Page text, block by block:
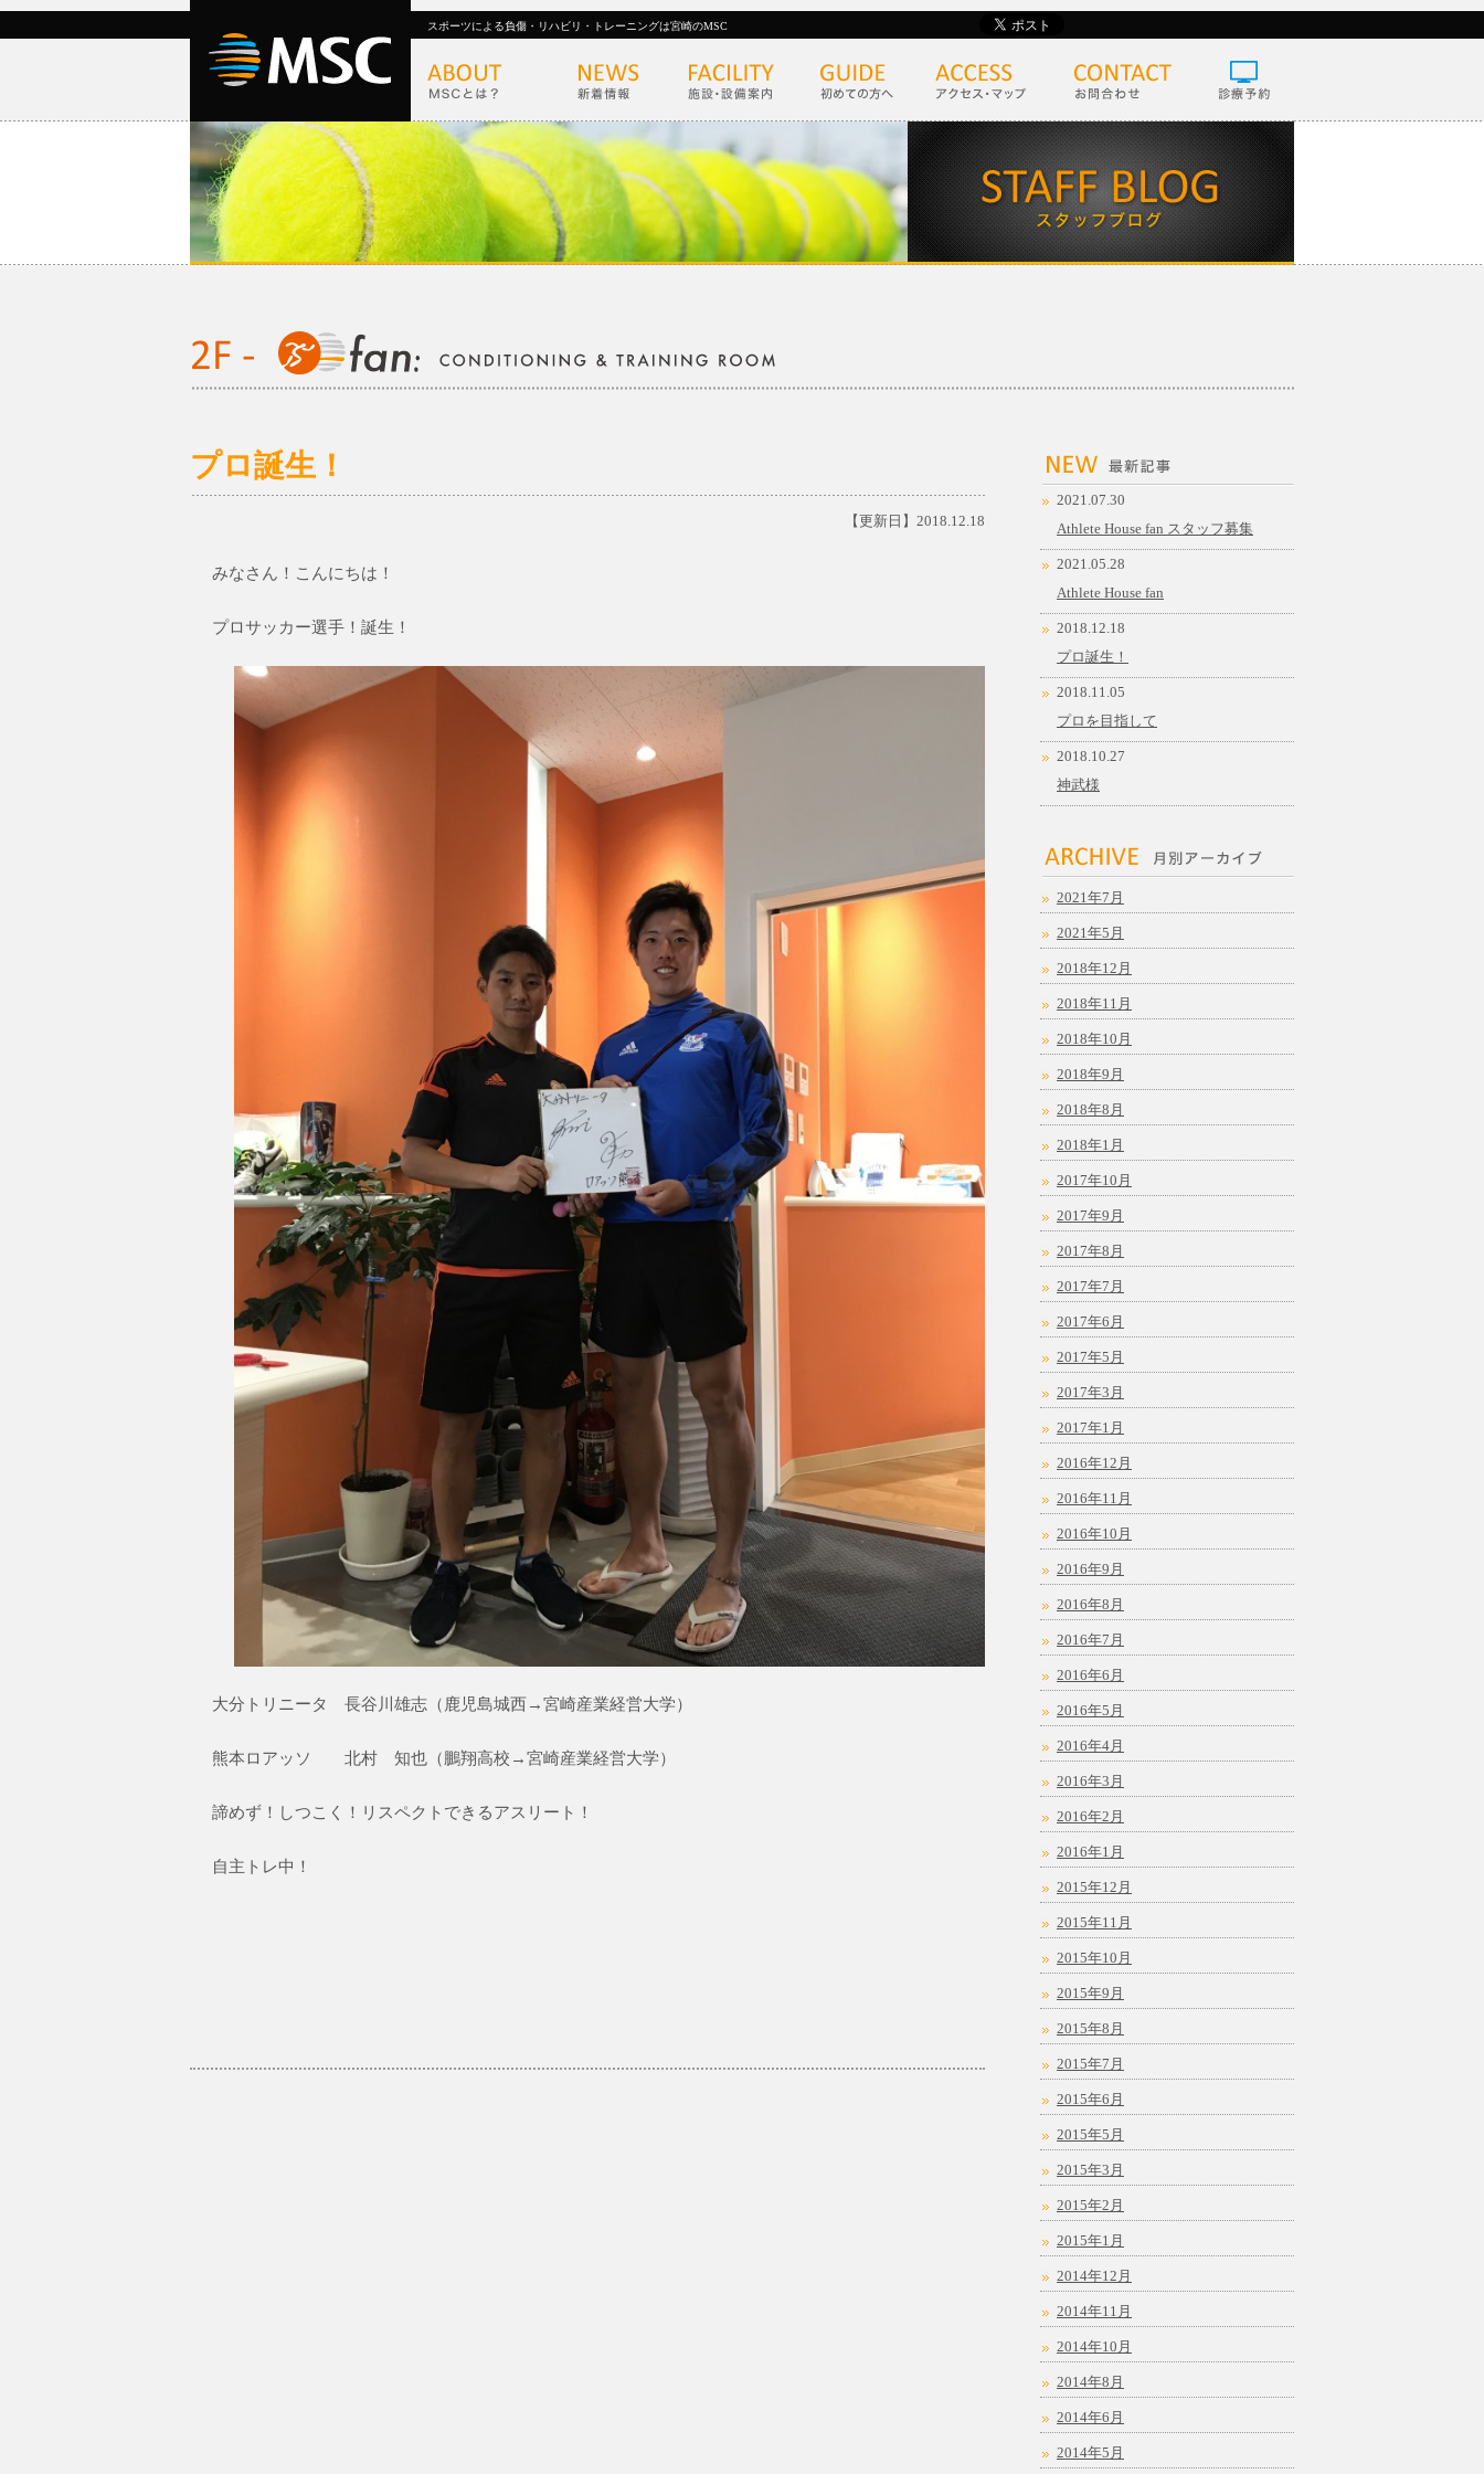
スポーツによる負傷・リハビリ・トレーニングは宮崎のMSC
プロ誕生！
【更新日】2018.12.18
みなさん！こんにちは！
プロサッカー選手！誕生！
大分トリニータ 長谷川雄志（鹿児島城西→宮崎産業経営大学）
熊本ロアッソ 北村 知也（鵬翔高校→宮崎産業経営大学）
諦めず！しつこく！リスペクトできるアスリート！
自主トレ中！
2021.07.30
Athlete House fan スタッフ募集
2021.05.28
Athlete House fan
2018.12.18
プロ誕生！
2018.11.05
プロを目指して
2018.10.27
神武様
2021年7月
2021年5月
2018年12月
2018年11月
2018年10月
2018年9月
2018年8月
2018年1月
2017年10月
2017年9月
2017年8月
2017年7月
2017年6月
2017年5月
2017年3月
2017年1月
2016年12月
2016年11月
2016年10月
2016年9月
2016年8月
2016年7月
2016年6月
2016年5月
2016年4月
2016年3月
2016年2月
2016年1月
2015年12月
2015年11月
2015年10月
2015年9月
2015年8月
2015年7月
2015年6月
2015年5月
2015年3月
2015年2月
2015年1月
2014年12月
2014年11月
2014年10月
2014年8月
2014年6月
2014年5月